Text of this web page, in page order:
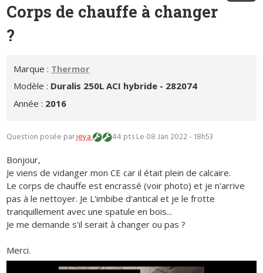
Corps de chauffe à changer
?
Marque : Thermor
Modèle : Duralis 250L ACI hybride - 282074
Année : 2016
Question posée parjeya 44 ptsLe 08 Jan 2022 - 18h53
Bonjour,
Je viens de vidanger mon CE car il était plein de calcaire.
Le corps de chauffe est encrassé (voir photo) et je n'arrive
pas à le nettoyer. Je L'imbibe d'antical et je le frotte
tranquillement avec une spatule en bois...
Je me demande s'il serait à changer ou pas ?
Merci.